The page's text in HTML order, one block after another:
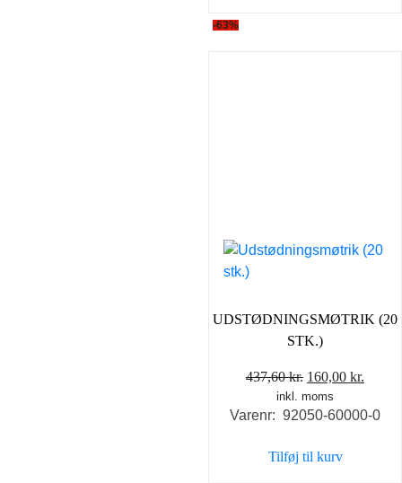
-63%
UDSTØDNINGSMØTRIK (20
STK.)
437,60kr. Den
oprindelige
pris
437,60 kr..
160,00 kr.
pris
inkl. moms
Varenr: 92050-60000-0
Tilføj til kurv